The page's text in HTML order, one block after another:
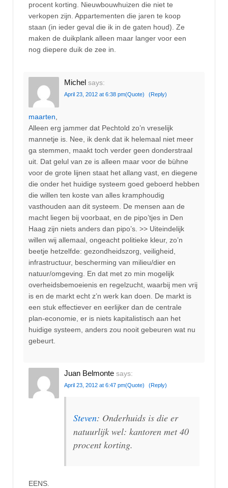
procent korting. Nieuwbouwhuizen die niet te
verkopen zijn. Appartementen die jaren te koop
staan (in ieder geval die ik in de gaten houd). Ze
maken de duikplank alleen maar langer voor een
nog diepere duik de zee in.
Michel says:
April 23, 2012 at 6:38 pm(Quote) (Reply)
maarten
Alleen erg jammer dat Pechtold zo’n vreselijk
mannetje is. Nee, ik denk dat ik helemaal niet meer
ga stemmen, maakt toch verder geen donderstraal
uit. Dat gelul van ze is alleen maar voor de bühne
voor de grote lijnen staat het allang vast, en diegene
die onder het huidige systeem goed geboerd hebben
die willen ten koste van alles kramphoudig
vasthouden aan dit systeem. De mensen aan de
macht liegen bij voorbaat, en de pipo’tjes in Den
Haag zijn niets anders dan pipo’s. >> Uiteindelijk
willen wij allemaal, ongeacht politieke kleur, zo’n
beetje hetzelfde: gezondheidszorg, veiligheid,
infrastructuur, bescherming van milieu/dier en
natuur/omgeving. En dat met zo min mogelijk
overheidsbemoeienis en regelzucht, waarbij men vrij
is en de markt echt z’n werk kan doen. De markt is
een stuk effectiever en eerlijker dan de centrale
plan-economie, er is niets kapitalistisch aan het
huidige systeem, anders zou nooit gebeuren wat nu
gebeurt.
Juan Belmonte says:
April 23, 2012 at 6:47 pm(Quote) (Reply)
Steven: Onderhuids is die er
natuurlijk wel: kantoren met 40
procent korting.
EENS.